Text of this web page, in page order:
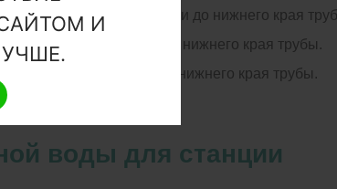
до 0,85 м от уровня земли до нижнего края
м от уровня земли до нижнего края трубы.
м от уровня земли до нижнего края трубы.
воды для станции
И